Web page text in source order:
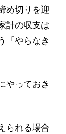
め切りを迎
計の収支は
「やらなき
やっておき
られる場合